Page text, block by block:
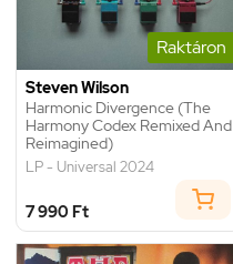
Raktáron
Steven Wilson
Harmonic Divergence (The
Harmony Codex Remixed And
Reimagined)
LP - Universal 2024
7 990 Ft